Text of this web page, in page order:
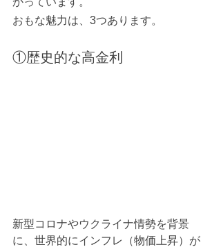
おもな魅力は、3つあります。
①歴史的な高金利
新型コロナやウクライナ情勢を背景
に、世界的にインフレ（物価上昇）が